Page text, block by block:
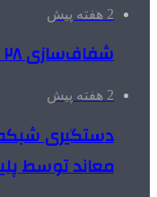
2 هفته پیش
شفاف‌سازی ۲۸ میلیارد یورو تعهدات ارزی
2 هفته پیش
دستگیری
معاند توسط